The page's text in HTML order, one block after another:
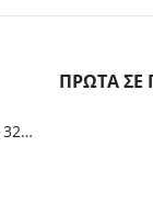
Outdoorchef Dualchef S 325 G Ψησταριά Υγραερίου
ΠΡΏΤΑ ΣΕ